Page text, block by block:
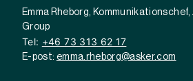
Emma Rheborg,
Group
Tel: +46 73 313 62 17
E-post: emma.rheborg@asker.com